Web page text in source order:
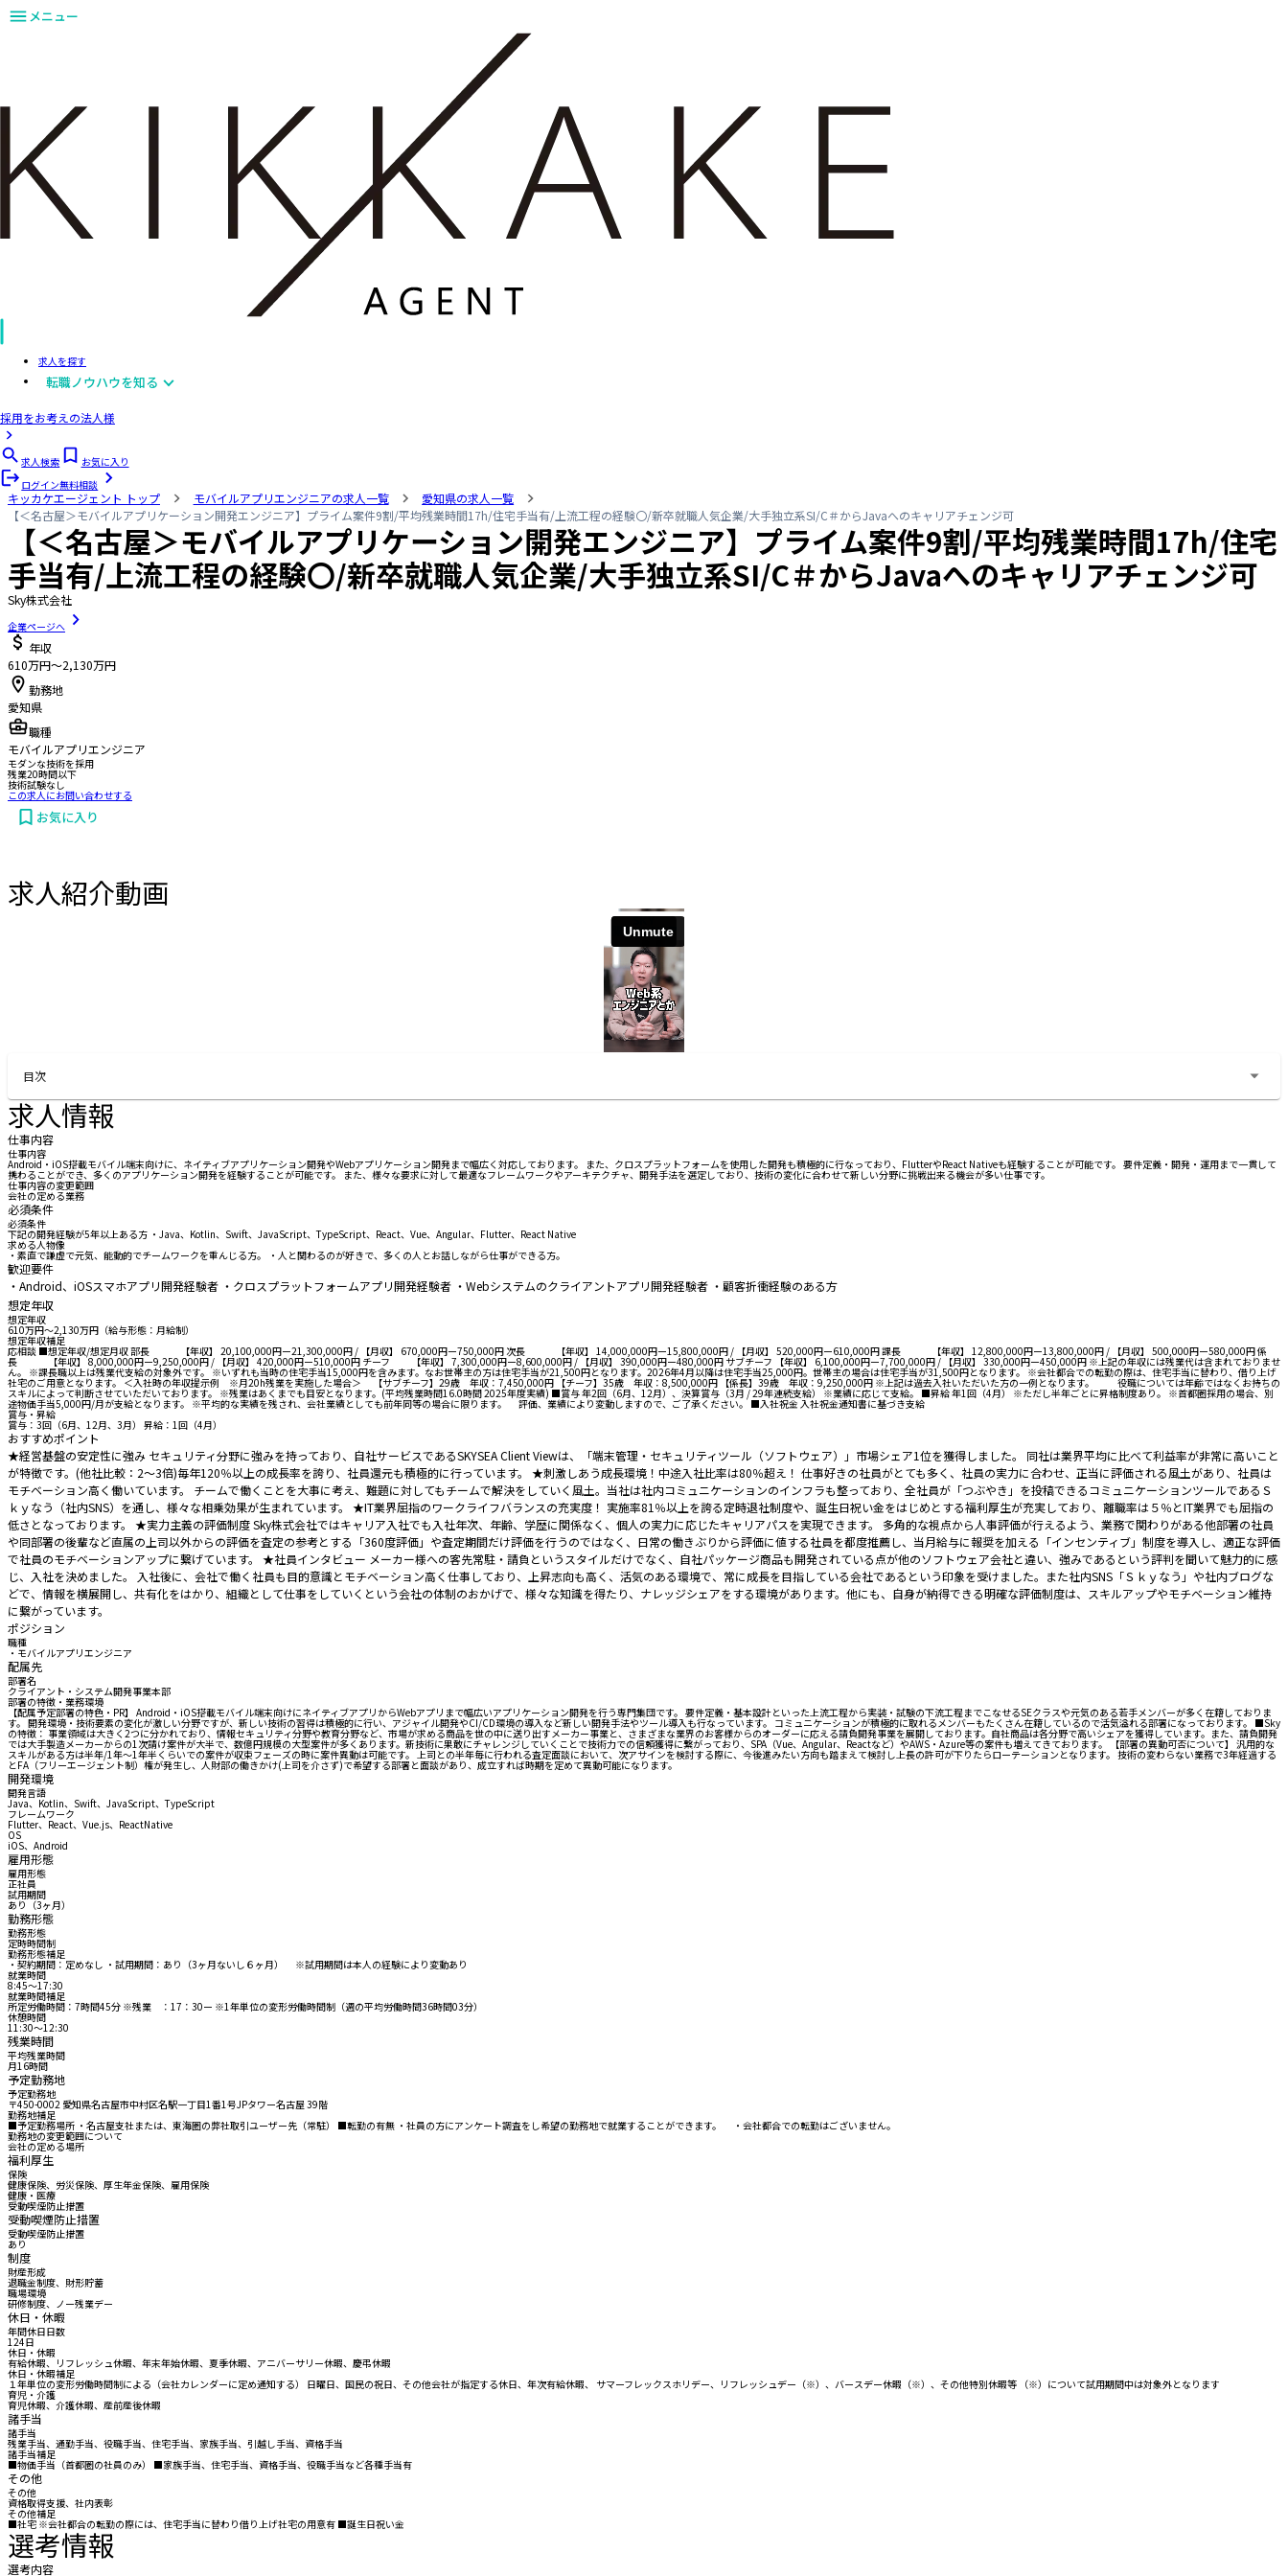
メニュー
求人を探す
転職ノウハウを知る
採用をお考えの法人様
求人検索
お気に入り
ログイン無料相談
キッカケエージェント トップ モバイルアプリエンジニアの求人一覧
愛知県の求人一覧
【＜名古屋＞モバイルアプリケーション開発エンジニア】プライム案件9割/平均残業時間17h/住宅手当有/上流工程の経験〇/新卒就職人気企業/大手独立系SI/C＃からJavaへのキャリアチェンジ可
【＜名古屋＞モバイルアプリケーション開発エンジニア】プライム案件9割/平均残業時間17h/住宅
手当有/上流工程の経験〇/新卒就職人気企業/大手独立系SI/C＃からJavaへのキャリアチェンジ可
Sky株式会社
企業ページへ
年収
610万円〜2,130万円
勤務地
愛知県
職種
モバイルアプリエンジニア
モダンな技術を採用
残業20時間以下
技術試験なし
この求人にお問い合わせする
お気に入り
お問い合わせする
求人紹介動画
目次
求人情報
仕事内容
仕事内容
Android・iOS搭載モバイル端末向けに、ネイティブアプリケーション開発やWebアプリケーション開発まで幅広く対応しております。 また、クロスプラットフォームを使用した開発も積極的に行なっており、FlutterやReact Nativeも経験することが可能です。 要件定義・開発・運用まで一貫して
携わることができ、多くのアプリケーション開発を経験することが可能です。 また、様々な要求に対して最適なフレームワークやアーキテクチャ、開発手法を選定しており、技術の変化に合わせて新しい分野に挑戦出来る機会が多い仕事です。
仕事内容の変更範囲
会社の定める業務
必須条件
必須条件
下記の開発経験が5年以上ある方 ・Java、Kotlin、Swift、JavaScript、TypeScript、React、Vue、Angular、Flutter、React Native
求める人物像
・素直で謙虚で元気、能動的でチームワークを重んじる方。 ・人と関わるのが好きで、多くの人とお話しながら仕事ができる方。
歓迎要件
・Android、iOSスマホアプリ開発経験者 ・クロスプラットフォームアプリ開発経験者 ・Webシステムのクライアントアプリ開発経験者 ・顧客折衝経験のある方
想定年収
想定年収
610万円〜2,130万円（給与形態：月給制）
想定年収補足
応相談 ■想定年収/想定月収 部長 【年収】 20,100,000円ー21,300,000円 / 【月収】 670,000円ー750,000円 次長 【年収】 14,000,000円ー15,800,000円 / 【月収】 520,000円ー610,000円 課長 【年収】 12,800,000円ー13,800,000円 / 【月収】 500,000円ー580,000円 係
長 【年収】 8,000,000円ー9,250,000円 / 【月収】 420,000円ー510,000円 チーフ 【年収】 7,300,000円ー8,600,000円 / 【月収】 390,000円ー480,000円 サブチーフ 【年収】 6,100,000円ー7,700,000円 / 【月収】 330,000円ー450,000円 ※上記の年収には残業代は含まれておりませ
ん。 ※課長職以上は残業代支給の対象外です。 ※いずれも当時の住宅手当15,000円を含みます。なお世帯主の方は住宅手当が21,500円となります。2026年4月以降は住宅手当25,000円。世帯主の場合は住宅手当が31,500円となります。 ※会社都合での転勤の際は、住宅手当に替わり、借り上げ
社宅のご用意となります。 ＜入社時の年収提示例 ※月20h残業を実施した場合＞ 【サブチーフ】29歳 年収：7,450,000円 【チーフ】35歳 年収：8,500,000円 【係長】39歳 年収：9,250,000円 ※上記は過去入社いただいた方の一例となります。 役職については年齢ではなくお持ちの
スキルによって判断させていただいております。 ※残業はあくまでも目安となります。(平均残業時間16.0時間 2025年度実績) ■賞与 年2回（6月、12月）、決算賞与（3月 / 29年連続支給） ※業績に応じて支給。 ■昇給 年1回（4月） ※ただし半年ごとに昇格制度あり。 ※首都圏採用の場合、別
途物価手当5,000円/月が支給となります。 ※平均的な実績を残され、会社業績としても前年同等の場合に限ります。 評価、業績により変動しますので、ご了承ください。 ■入社祝金 入社祝金通知書に基づき支給
賞与・昇給
賞与：3回（6月、12月、3月） 昇給：1回（4月）
おすすめポイント
★経営基盤の安定性に強み セキュリティ分野に強みを持っており、自社サービスであるSKYSEA Client Viewは、「端末管理・セキュリティツール（ソフトウェア）」市場シェア1位を獲得しました。 同社は業界平均に比べて利益率が非常に高いこと
が特徴です。(他社比較：2～3倍)毎年120％以上の成長率を誇り、社員還元も積極的に行っています。 ★刺激しあう成長環境！中途入社比率は80％超え！ 仕事好きの社員がとても多く、社員の実力に合わせ、正当に評価される風土があり、社員は
モチベーション高く働いています。 チームで働くことを大事に考え、難題に対してもチームで解決をしていく風土。当社は社内コミュニケーションのインフラも整っており、全社員が「つぶやき」を投稿できるコミュニケーションツールであるＳ
ｋｙなう（社内SNS）を通し、様々な相乗効果が生まれています。 ★IT業界屈指のワークライフバランスの充実度！ 実施率81％以上を誇る定時退社制度や、誕生日祝い金をはじめとする福利厚生が充実しており、離職率は５％とIT業界でも屈指の
低さとなっております。 ★実力主義の評価制度 Sky株式会社ではキャリア入社でも入社年次、年齢、学歴に関係なく、個人の実力に応じたキャリアパスを実現できます。 多角的な視点から人事評価が行えるよう、業務で関わりがある他部署の社員
や同部署の後輩など直属の上司以外からの評価を査定の参考とする「360度評価」や査定期間だけ評価を行うのではなく、日常の働きぶりから評価に値する社員を都度推薦し、当月給与に報奨を加える「インセンティブ」制度を導入し、適正な評価
で社員のモチベーションアップに繋げています。 ★社員インタビュー メーカー様への客先常駐・請負というスタイルだけでなく、自社パッケージ商品も開発されている点が他のソフトウェア会社と違い、強みであるという評判を聞いて魅力的に感
じ、入社を決めました。 入社後に、会社で働く社員も目的意識とモチベーション高く仕事しており、上昇志向も高く、活気のある環境で、常に成長を目指している会社であるという印象を受けました。また社内SNS「Ｓｋｙなう」や社内ブログな
どで、情報を横展開し、共有化をはかり、組織として仕事をしていくという会社の体制のおかげで、様々な知識を得たり、ナレッジシェアをする環境があります。他にも、自身が納得できる明確な評価制度は、スキルアップやモチベーション維持
に繋がっています。
ポジション
職種
・モバイルアプリエンジニア
配属先
部署名
クライアント・システム開発事業本部
部署の特徴・業務環境
【配属予定部署の特色・PR】 Android・iOS搭載モバイル端末向けにネイティブアプリからWebアプリまで幅広いアプリケーション開発を行う専門集団です。 要件定義・基本設計といった上流工程から実装・試験の下流工程までこなせるSEクラスや元気のある若手メンバーが多く在籍しておりま
す。 開発環境・技術要素の変化が激しい分野ですが、新しい技術の習得は積極的に行い、アジャイル開発やCI/CD環境の導入など新しい開発手法やツール導入も行なっています。 コミュニケーションが積極的に取れるメンバーもたくさん在籍しているので活気溢れる部署になっております。 ■Sky
の特徴： 事業領域は大きく2つに分かれており、情報セキュリティ分野や教育分野など、市場が求める商品を世の中に送り出すメーカー事業と、さまざまな業界のお客様からのオーダーに応える請負開発事業を展開しております。自社商品は各分野で高いシェアを獲得しています。また、請負開発
では大手製造メーカーからの1次請け案件が大半で、数億円規模の大型案件が多くあります。新技術に果敢にチャレンジしていくことで技術力での信頼獲得に繋がっており、SPA（Vue、Angular、Reactなど）やAWS・Azure等の案件も増えてきております。 【部署の異動可否について】 汎用的な
スキルがある方は半年/1年～1年半くらいでの案件が収束フェーズの時に案件異動は可能です。 上司との半年毎に行われる査定面談において、次アサインを検討する際に、今後進みたい方向も踏まえて検討し上長の許可が下りたらローテーションとなります。 技術の変わらない業務で3年経過する
とFA（フリーエージェント制）権が発生し、人財部の働きかけ(上司を介さず)で希望する部署と面談があり、成立すれば時期を定めて異動可能になります。
開発環境
開発言語
Java、Kotlin、Swift、JavaScript、TypeScript
フレームワーク
Flutter、React、Vue.js、ReactNative
OS
iOS、Android
雇用形態
雇用形態
正社員
試用期間
あり（3ヶ月）
勤務形態
勤務形態
定時時間制
勤務形態補足
・契約期間：定めなし ・試用期間：あり（3ヶ月ないし６ヶ月） ※試用期間は本人の経験により変動あり
就業時間
8:45〜17:30
就業時間補足
所定労働時間：7時間45分 ※残業 ：17：30ー ※1年単位の変形労働時間制（週の平均労働時間36時間03分）
休憩時間
11:30〜12:30
残業時間
平均残業時間
月16時間
予定勤務地
予定勤務地
〒450-0002 愛知県名古屋市中村区名駅一丁目1番1号JPタワー名古屋 39階
勤務地補足
■予定勤務場所 ・名古屋支社または、東海圏の弊社取引ユーザー先（常駐） ■転勤の有無 ・社員の方にアンケート調査をし希望の勤務地で就業することができます。 ・会社都合での転勤はございません。
勤務地の変更範囲について
会社の定める場所
福利厚生
保険
健康保険、労災保険、厚生年金保険、雇用保険
健康・医療
受動喫煙防止措置
受動喫煙防止措置
受動喫煙防止措置
あり
制度
財産形成
退職金制度、財形貯蓄
職場環境
研修制度、ノー残業デー
休日・休暇
年間休日日数
124日
休日・休暇
有給休暇、リフレッシュ休暇、年末年始休暇、夏季休暇、アニバーサリー休暇、慶弔休暇
休日・休暇補足
１年単位の変形労働時間制による（会社カレンダーに定め通知する） 日曜日、国民の祝日、その他会社が指定する休日、年次有給休暇、 サマーフレックスホリデー、リフレッシュデー（※）、バースデー休暇（※）、その他特別休暇等 （※）について試用期間中は対象外となります
育児・介護
育児休暇、介護休暇、産前産後休暇
諸手当
諸手当
残業手当、通勤手当、役職手当、住宅手当、家族手当、引越し手当、資格手当
諸手当補足
■物価手当（首都圏の社員のみ） ■家族手当、住宅手当、資格手当、役職手当など各種手当有
その他
その他
資格取得支援、社内表彰
その他補足
■社宅 ※会社都合の転勤の際には、住宅手当に替わり借り上げ社宅の用意有 ■誕生日祝い金
選考情報
選考内容